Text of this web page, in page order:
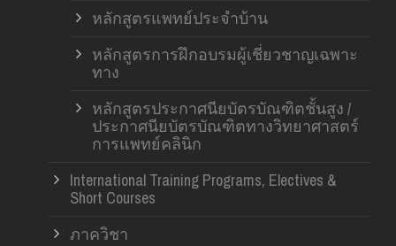
หลักสูตรแพทย์ประจำบ้าน
หลักสูตรการฝึกอบรมผู้เชี่ยวชาญเฉพาะ
ทาง
หลักสูตรประกาศนียบัตรบัณฑิตชั้นสูง /
ประกาศนียบัตรบัณฑิตทางวิทยาศาสตร์
การแพทย์คลินิก
International Training Programs, Electives &
Short Courses
ภาควิชา